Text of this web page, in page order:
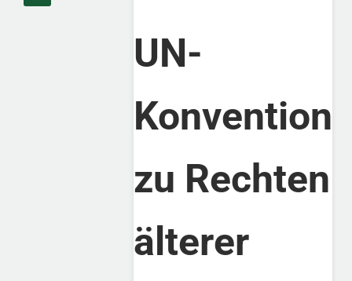
UN-
Konvention
zu Rechten
älterer